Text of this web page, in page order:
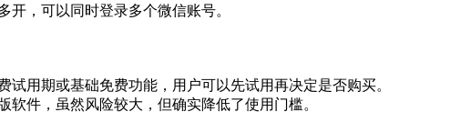
开，可以同时登录多个微信账号。
试用期或基础免费功能，用户可以先试用再决定是否购买。
软件，虽然风险较大，但确实降低了使用门槛。